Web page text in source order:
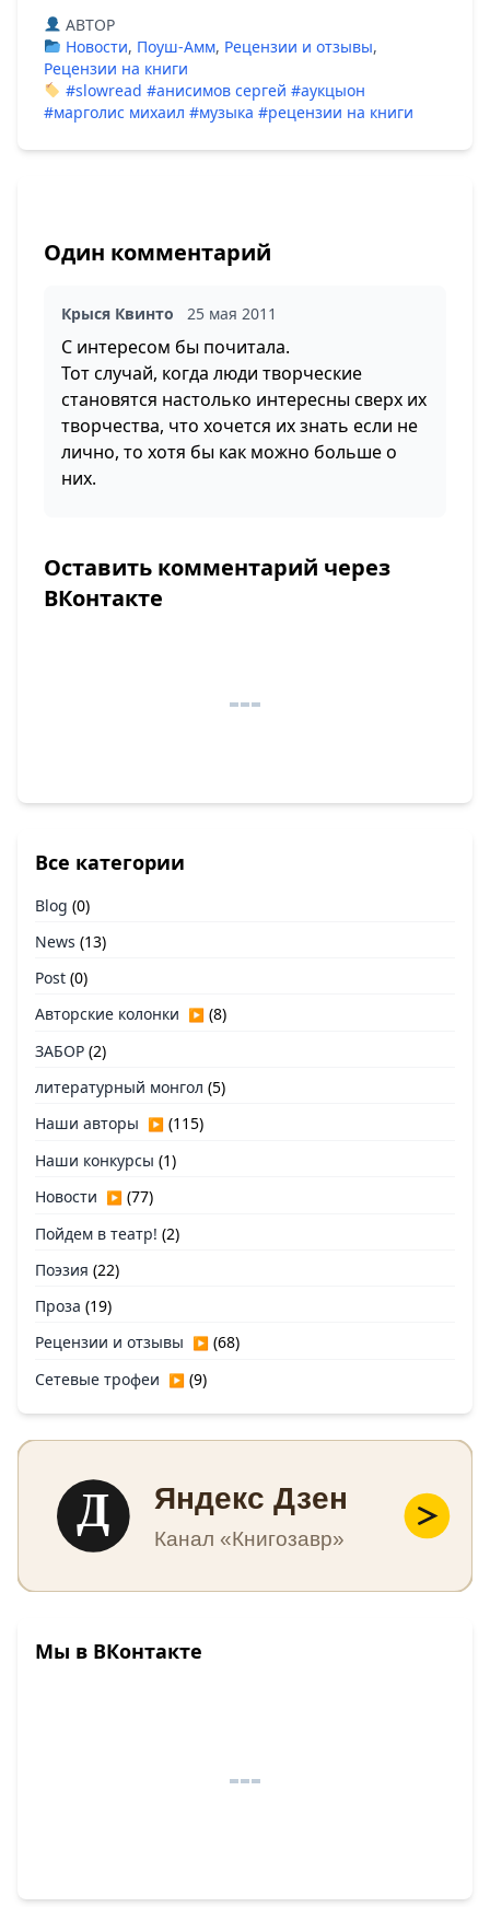
ABTOP
Новости, Поуш-Амм, Рецензии и отзывы,
Рецензии на книги
#slowread #анисимов сергей #аукцыон
#марголис михаил #музыка #рецензии на книги
Один комментарий
Крыся Квинто 25 мая 2011
С интересом бы почитала.
Тот случай, когда люди творческие
становятся настолько интересны сверх их
творчества, что хочется их знать если не
лично, то хотя бы как можно больше о
них.
Оставить комментарий через
ВКонтакте
Все категории
Blog (0)
News (13)
Post (0)
Авторские колонки ▶ (8)
ЗАБОР (2)
литературный монгол (5)
Наши авторы ▶ (115)
Наши конкурсы (1)
Новости ▶ (77)
Пойдем в театр! (2)
Поэзия (22)
Проза (19)
Рецензии и отзывы ▶ (68)
Сетевые трофеи ▶ (9)
Д Яндекс Дзен
Канал «Книгозавр»
Мы в ВКонтакте